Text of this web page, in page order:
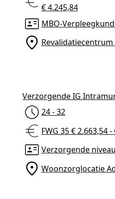
Contact
Vacatures
€ 4.245,84
MBO-
Verzorgende IG
24 - 32
FWG 35 € 2.663,54
Verzorgende
Woonzorglocatie